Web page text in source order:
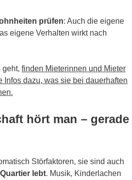
prüfen: Auch die eigene
eigene Verhalten wirkt nach
geht, finden Mieterinnen und Mieter
Infos dazu, was sie bei dauerhaften
hört man – gerade
Störfaktoren, sie sind auch
lebt. Musik, Kinderlachen